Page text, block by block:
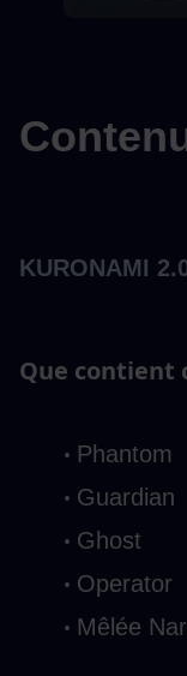
KURONAMI
Que contient
Phantom
Guardian
Ghost
Operator
Mêlée